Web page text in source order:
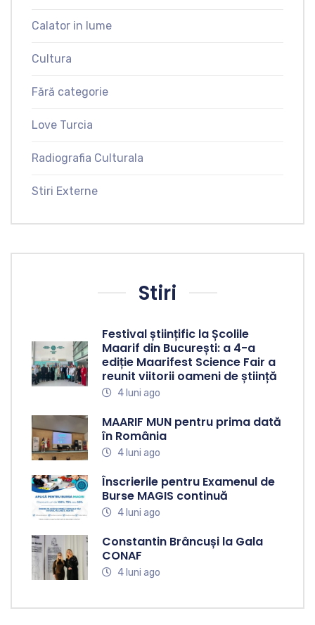
Calator in lume
Cultura
Fără categorie
Love Turcia
Radiografia Culturala
Stiri Externe
Stiri
Festival științific la Școlile
Maarif din București: a 4-a
ediție Maarifest Science Fair a
reunit viitorii oameni de știință
4 luni ago
MAARIF MUN pentru prima dată
în România
4 luni ago
Înscrierile pentru Examenul de
Burse MAGIS continuă
4 luni ago
Constantin Brâncuși la Gala
CONAF
4 luni ago